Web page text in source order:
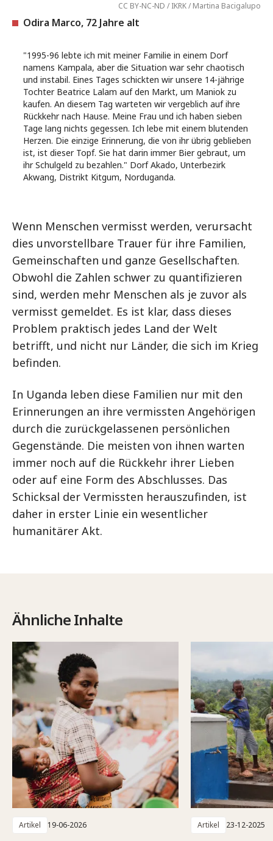
CC BY-NC-ND / IKRK / Martina Bacigalupo
Odira Marco, 72 Jahre alt
"1995-96 lebte ich mit meiner Familie in einem Dorf
namens Kampala, aber die Situation war sehr chaotisch
und instabil. Eines Tages schickten wir unsere 14-jährige
Tochter Beatrice Lalam auf den Markt, um Maniok zu
kaufen. An diesem Tag warteten wir vergeblich auf ihre
Rückkehr nach Hause. Meine Frau und ich haben sieben
Tage lang nichts gegessen. Ich lebe mit einem blutenden
Herzen. Die einzige Erinnerung, die von ihr übrig geblieben
ist, ist dieser Topf. Sie hat darin immer Bier gebraut, um
ihr Schulgeld zu bezahlen." Dorf Akado, Unterbezirk
Akwang, Distrikt Kitgum, Norduganda.
Wenn Menschen vermisst werden, verursacht
dies unvorstellbare Trauer für ihre Familien,
Gemeinschaften und ganze Gesellschaften.
Obwohl die Zahlen schwer zu quantifizieren
sind, werden mehr Menschen als je zuvor als
vermisst gemeldet. Es ist klar, dass dieses
Problem praktisch jedes Land der Welt
betrifft, und nicht nur Länder, die sich im Krieg
befinden.
In Uganda leben diese Familien nur mit den
Erinnerungen an ihre vermissten Angehörigen
durch die zurückgelassenen persönlichen
Gegenstände. Die meisten von ihnen warten
immer noch auf die Rückkehr ihrer Lieben
oder auf eine Form des Abschlusses. Das
Schicksal der Vermissten herauszufinden, ist
daher in erster Linie ein wesentlicher
humanitärer Akt.
Ähnliche Inhalte
Artikel 19-06-2026 Artikel 23-12-2025